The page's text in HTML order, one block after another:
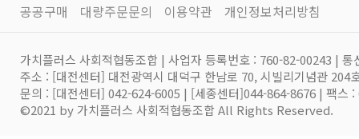
공공구매 대량주문문의 이용약관 개인정보처리방침
가치플러스 사회적협동조합 | 사업자 등록번호 : 760-82-00243 |
주소 : [대전센터] 대전광역시 대덕구 한남로 70, 시빌리기념관
문의 : [대전센터] 042-624-6005 | [세종센터]044-864-8676 | 팩스
©2021 by 가치플러스 사회적협동조합 All Rights Reserved.